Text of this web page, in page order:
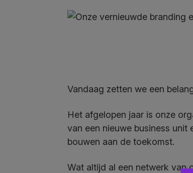
Vandaag zetten we een
Het afgelopen jaar is onze
van een nieuwe business
bouwen aan de toekomst.
Wat altijd al een netwerk van